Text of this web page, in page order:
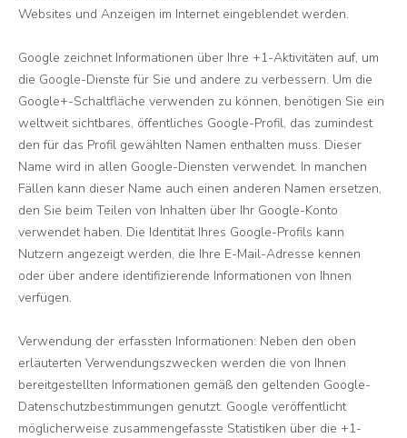
Websites und Anzeigen im Internet eingeblendet werden.
Google zeichnet Informationen über Ihre +1-Aktivitäten auf, um
die Google-Dienste für Sie und andere zu verbessern. Um die
Google+-Schaltfläche verwenden zu können, benötigen Sie ein
weltweit sichtbares, öffentliches Google-Profil, das zumindest
den für das Profil gewählten Namen enthalten muss. Dieser
Name wird in allen Google-Diensten verwendet. In manchen
Fällen kann dieser Name auch einen anderen Namen ersetzen,
den Sie beim Teilen von Inhalten über Ihr Google-Konto
verwendet haben. Die Identität Ihres Google-Profils kann
Nutzern angezeigt werden, die Ihre E-Mail-Adresse kennen
oder über andere identifizierende Informationen von Ihnen
verfügen.
Verwendung der erfassten Informationen: Neben den oben
erläuterten Verwendungszwecken werden die von Ihnen
bereitgestellten Informationen gemäß den geltenden Google-
Datenschutzbestimmungen genutzt. Google veröffentlicht
möglicherweise zusammengefasste Statistiken über die +1-